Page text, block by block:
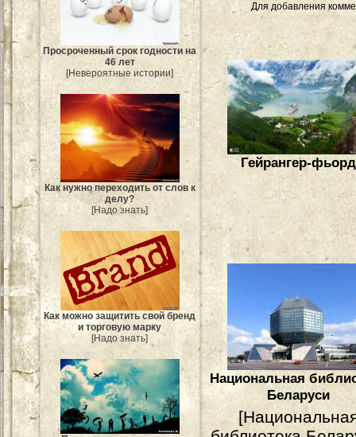
Просроченный срок годности на
46 лет
[Невероятные истории]
Как нужно переходить от слов к
делу?
[Надо знать]
Как можно защитить свой бренд
и торговую марку
[Надо знать]
Для добавления
Гейрангер-фьорд
Национальная
Беларуси